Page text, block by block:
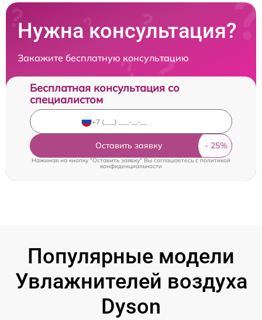
Нужна консультация?
Закажите бесплатную консультацию
Бесплатная консультация со
специалистом
Оставить заявку
Нажимая на кнопку "Оставить заявку" Вы соглашаетесь c политикой
конфиденциальности
Популярные модели
Увлажнителей воздуха
Dyson